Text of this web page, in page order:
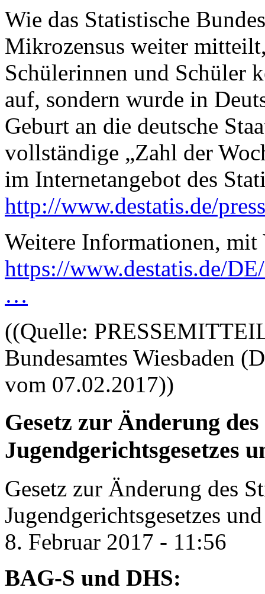
Wie das Statistische
Mikrozensus weiter
Schülerinnen und Schüler
auf, sondern wurde in
Geburt an die deutsche
vollständige „Zahl der
im Internetangebot des
http://www.destatis.de/
Weitere Informationen, mit
https://www.destatis.de/
…
((Quelle:
Bundesamtes Wiesbaden
vom 07.02.2017))
Gesetz zur Änderung
Jugendgerichtsgesetzes
Gesetz zur Änderung des
Jugendgerichtsgesetzes
8. Februar 2017 - 11:56
BAG-S und DHS: